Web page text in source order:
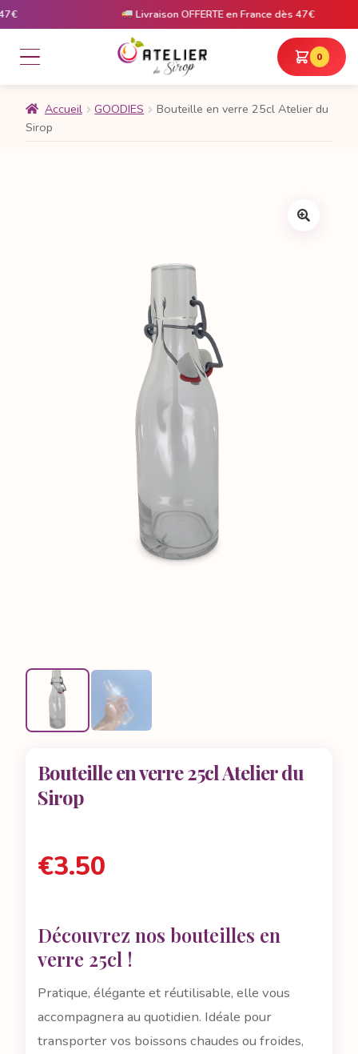
Livraison OFFERTE en France dès 47€
0
Accueil GOODIES
Bouteille en verre 25cl Atelier du
Sirop
Bouteille en verre 25cl Atelier du
Sirop
€3.50
Découvrez nos bouteilles en
verre 25cl !
Pratique, élégante et réutilisable, elle vous
accompagnera au quotidien. Idéale pour
transporter vos boissons chaudes ou froides,